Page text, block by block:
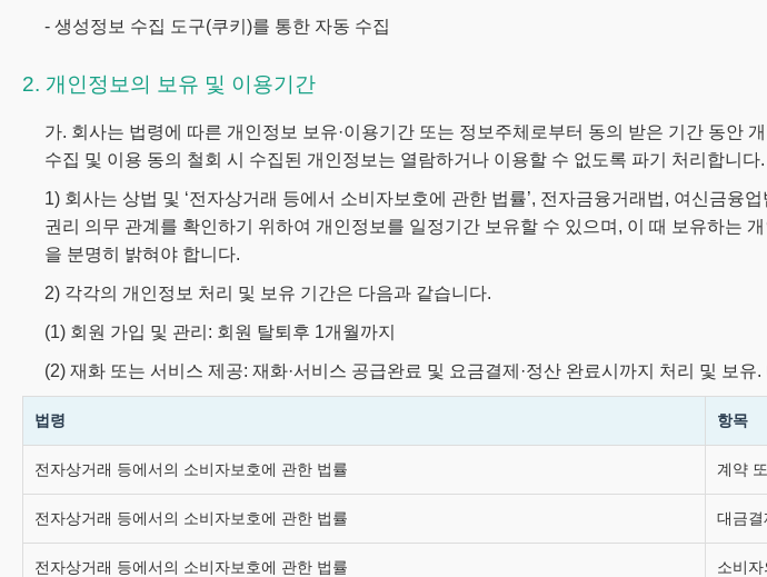
- 생성정보 수집 도구(쿠키)를 통한 자동 수집
2. 개인정보의 보유 및 이용기간
가. 회사는 법령에 따른 개인정보 보유·이용기간 또는 정보주체로부터 동의 받은 기간 동안
수집 및 이용 동의 철회 시 수집된 개인정보는 열람하거나 이용할 수 없도록 파기 처리합니다.
1) 회사는 상법 및 ‘전자상거래 등에서 소비자보호에 관한 법률’, 전자금융거래법, 여신금
권리 의무 관계를 확인하기 위하여 개인정보를 일정기간 보유할 수 있으며, 이 때 보유하는
을 분명히 밝혀야 합니다.
2) 각각의 개인정보 처리 및 보유 기간은 다음과 같습니다.
(1) 회원 가입 및 관리: 회원 탈퇴후 1개월까지
(2) 재화 또는 서비스 제공: 재화·서비스 공급완료 및 요금결제·정산 완료시까지 처리 및 보
법령 항목
전자상거래 등에서의 소비자보호에 관한 법률 계약
전자상거래 등에서의 소비자보호에 관한 법률 대금
전자상거래 등에서의 소비자보호에 관한 법률 소비